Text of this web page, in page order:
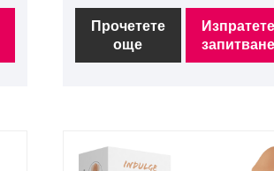
Прочетете
още
Изпратете
запитване